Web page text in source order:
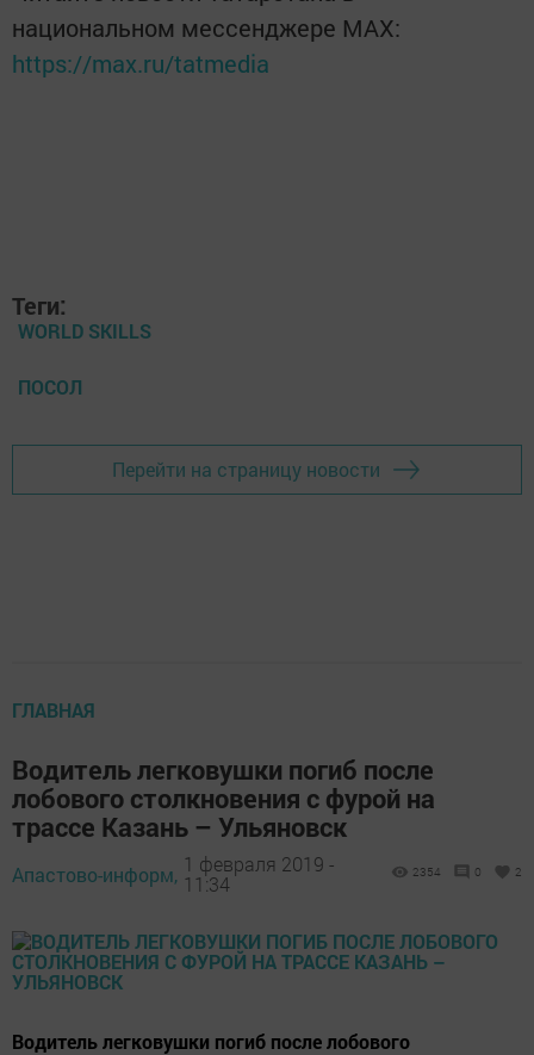
национальном мессенджере MАХ:
https://max.ru/tatmedia
Теги:
WORLD SKILLS
ПОСОЛ
Перейти на страницу новости
ГЛАВНАЯ
Водитель легковушки погиб после
лобового столкновения с фурой на
трассе Казань – Ульяновск
Апастово-информ, 1 февраля 2019 -
11:34
2354 0 2
Водитель легковушки погиб после лобового